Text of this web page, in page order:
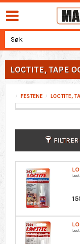
LOCTITE, TAPE
FESTENE LOCTITE,
FILTRER